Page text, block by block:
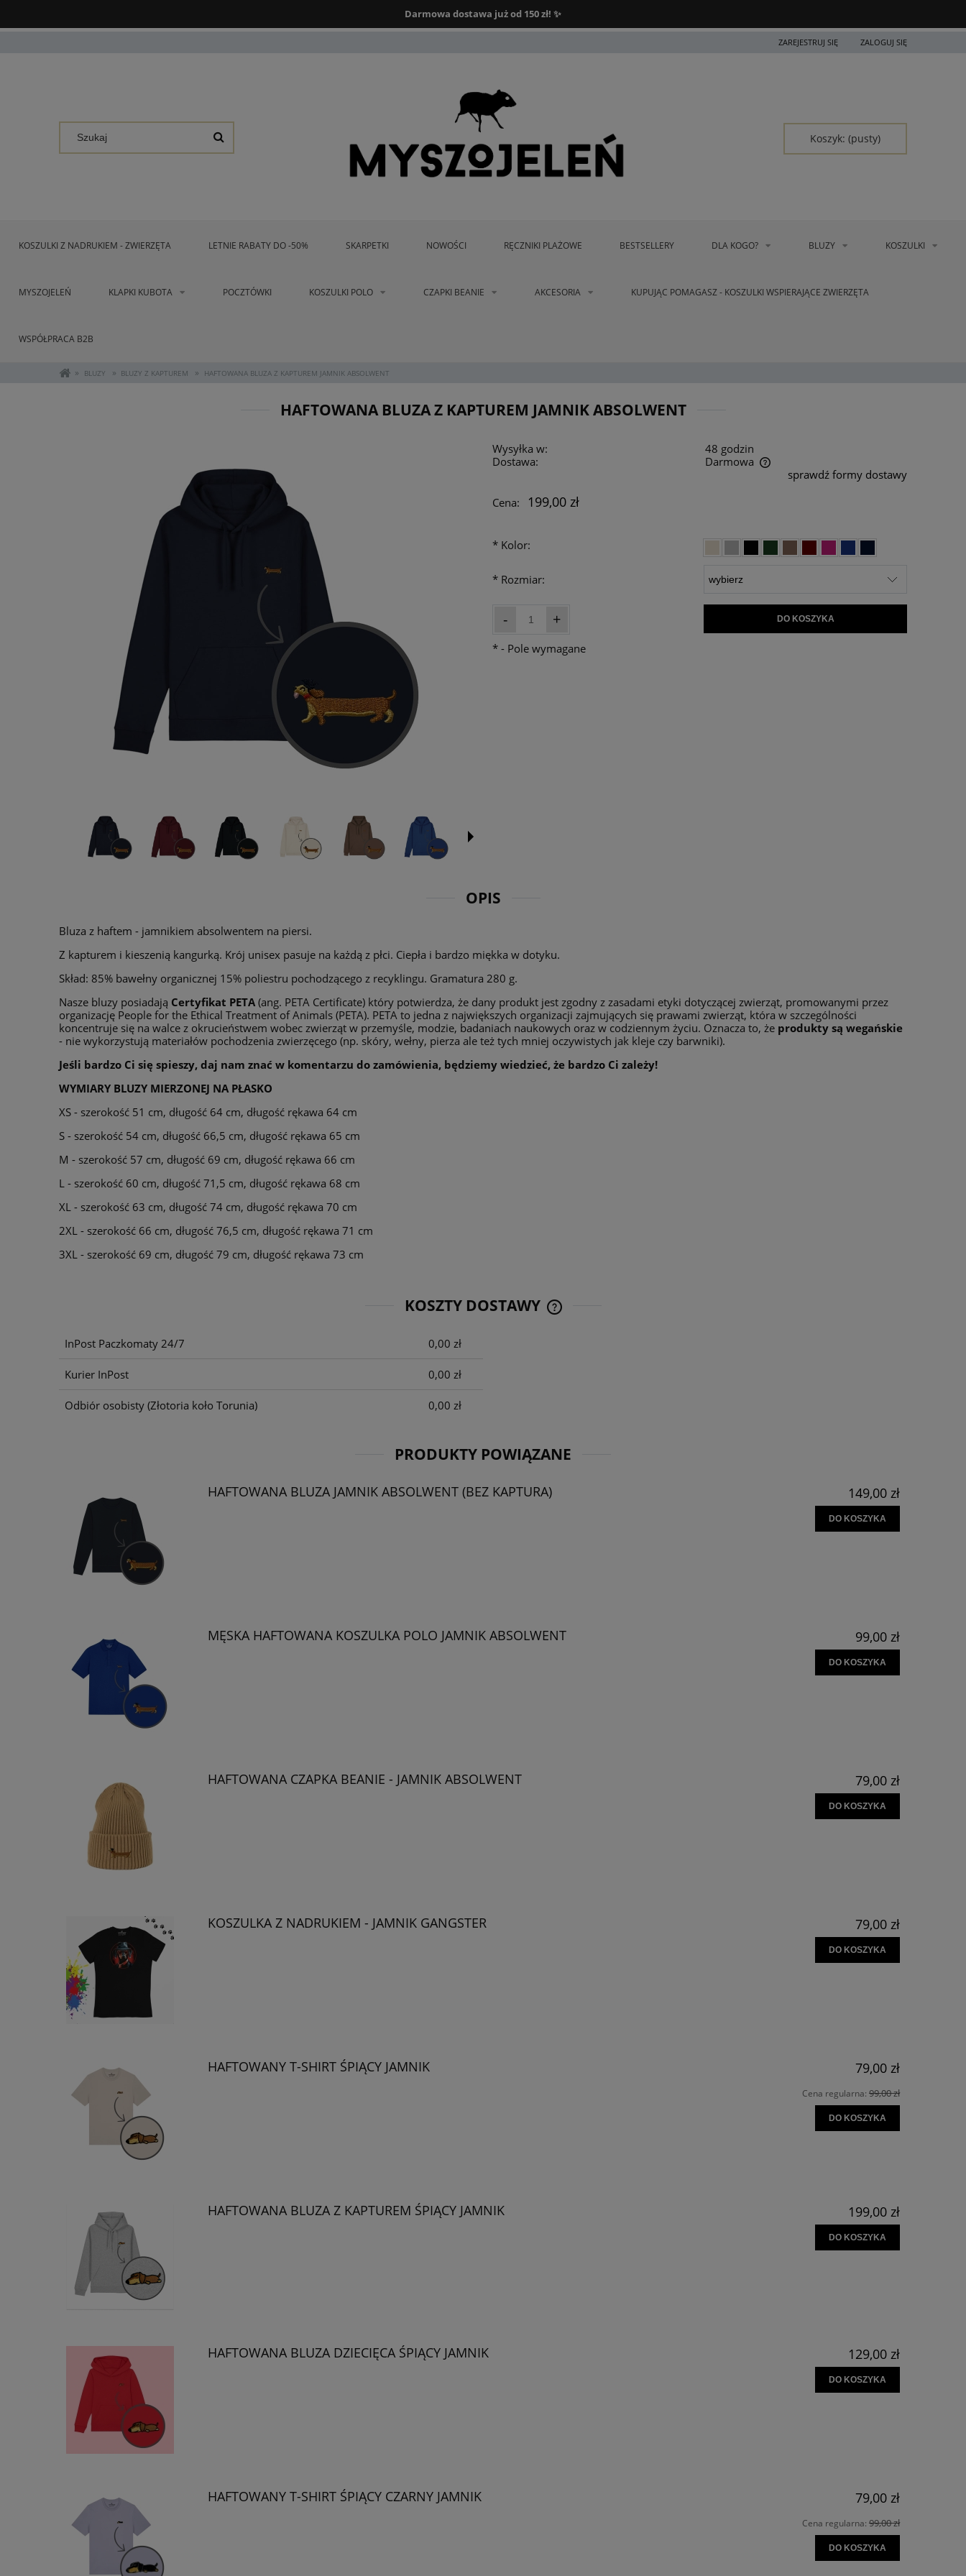
Darmowa dostawa od 150 zł.
Darmowa dostawa już od 150 zł! ✨
ZAREJESTRUJ SIĘ ZALOGUJ SIĘ
Koszyk: (pusty)
KOSZULKI Z NADRUKIEM - ZWIERZĘTA LETNIE RABATY DO -50% SKARPETKI NOWOŚCI RĘCZNIKI PLAŻOWE BESTSELLERY DLA KOGO? BLUZY KOSZULKI
MYSZOJELEŃ KLAPKI KUBOTA POCZTÓWKI KOSZULKI POLO CZAPKI BEANIE AKCESORIA KUPUJĄC POMAGASZ - KOSZULKI WSPIERAJĄCE ZWIERZĘTA
WSPÓŁPRACA B2B
» BLUZY » BLUZY Z KAPTUREM » HAFTOWANA BLUZA Z KAPTUREM JAMNIK ABSOLWENT
HAFTOWANA BLUZA Z KAPTUREM JAMNIK ABSOLWENT
Wysyłka w:
48 godzin
Dostawa:
Darmowa
płatności
sprawdź formy dostawy
Cena:
199,00 zł
*Kolor:
*Rozmiar:
- + DO KOSZYKA
*- Pole wymagane
OPIS
Bluza z haftem - jamnikiem absolwentem na piersi.
Z kapturem i kieszenią kangurką. Krój unisex pasuje na każdą z płci. Ciepła i bardzo miękka w dotyku.
Skład: 85% bawełny organicznej 15% poliestru pochodzącego z recyklingu. Gramatura 280 g.
Nasze bluzy posiadają Certyfikat PETA (ang. PETA Certificate) który potwierdza, że dany produkt jest zgodny z zasadami etyki dotyczącej zwierząt, promowanymi przez
organizację People for the Ethical Treatment of Animals (PETA). PETA to jedna z największych organizacji zajmujących się prawami zwierząt, która w szczególności
koncentruje się na walce z okrucieństwem wobec zwierząt w przemyśle, modzie, badaniach naukowych oraz w codziennym życiu. Oznacza to, że produkty są wegańskie
- nie wykorzystują materiałów pochodzenia zwierzęcego (np. skóry, wełny, pierza ale też tych mniej oczywistych jak kleje czy barwniki).
Jeśli bardzo Ci się spieszy, daj nam znać w komentarzu do zamówienia, będziemy wiedzieć, że bardzo Ci zależy!
WYMIARY BLUZY MIERZONEJ NA PŁASKO
XS - szerokość 51 cm, długość 64 cm, długość rękawa 64 cm
S - szerokość 54 cm, długość 66,5 cm, długość rękawa 65 cm
M - szerokość 57 cm, długość 69 cm, długość rękawa 66 cm
L - szerokość 60 cm, długość 71,5 cm, długość rękawa 68 cm
XL - szerokość 63 cm, długość 74 cm, długość rękawa 70 cm
2XL - szerokość 66 cm, długość 76,5 cm, długość rękawa 71 cm
3XL - szerokość 69 cm, długość 79 cm, długość rękawa 73 cm
KOSZTY DOSTAWY
InPost Paczkomaty 24/7 0,00 zł
Kurier InPost 0,00 zł
Odbiór osobisty (Złotoria koło Torunia) 0,00 zł
PRODUKTY POWIĄZANE
HAFTOWANA BLUZA JAMNIK ABSOLWENT (BEZ KAPTURA) 149,00 zł
DO KOSZYKA
MĘSKA HAFTOWANA KOSZULKA POLO JAMNIK ABSOLWENT 99,00 zł
DO KOSZYKA
HAFTOWANA CZAPKA BEANIE - JAMNIK ABSOLWENT 79,00 zł
DO KOSZYKA
KOSZULKA Z NADRUKIEM - JAMNIK GANGSTER 79,00 zł
DO KOSZYKA
HAFTOWANY T-SHIRT ŚPIĄCY JAMNIK 79,00 zł
Cena regularna: 99,00 zł
DO KOSZYKA
HAFTOWANA BLUZA Z KAPTUREM ŚPIĄCY JAMNIK 199,00 zł
DO KOSZYKA
HAFTOWANA BLUZA DZIECIĘCA ŚPIĄCY JAMNIK 129,00 zł
DO KOSZYKA
HAFTOWANY T-SHIRT ŚPIĄCY CZARNY JAMNIK 79,00 zł
Cena regularna: 99,00 zł
DO KOSZYKA